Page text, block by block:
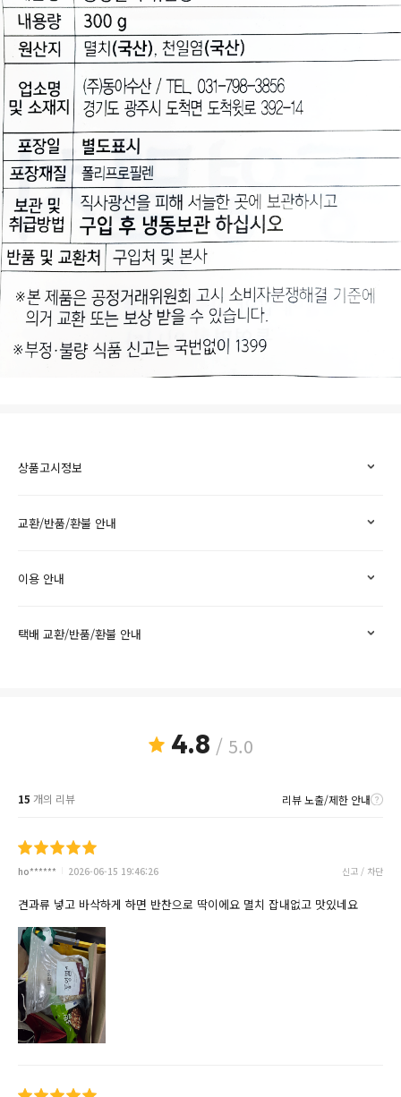
상품고시정보
교환/반품/환불 안내
이용 안내
택배 교환/반품/환불 안내
4.8 / 5.0
15 개의 리뷰 리뷰 노출/제한 안내
ho****** 2026-06-15 19:46:26 신고 / 차단
견과류 넣고 바삭하게 하면 반찬으로 딱이에요 멸치 잡내없고 맛있네요